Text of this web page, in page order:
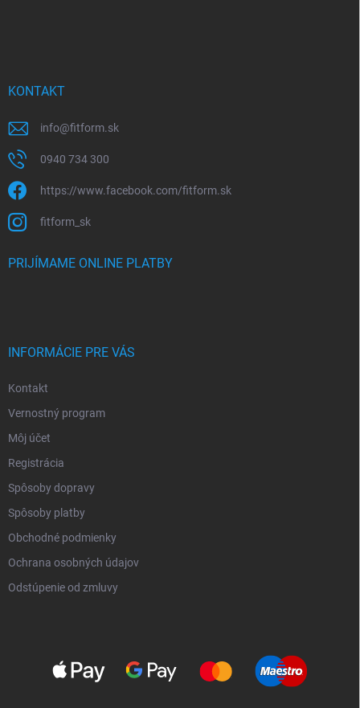
KONTAKT
info@fitform.sk
0940 734 300
https://www.facebook.com/fitform.sk
fitform_sk
PRIJÍMAME ONLINE PLATBY
INFORMÁCIE PRE VÁS
Kontakt
Vernostný program
Môj účet
Registrácia
Spôsoby dopravy
Spôsoby platby
Obchodné podmienky
Ochrana osobných údajov
Odstúpenie od zmluvy